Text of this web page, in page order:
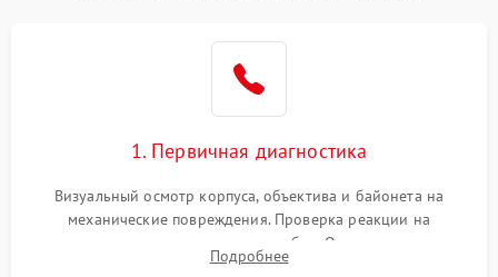
1. Первичная диагностика
Визуальный осмотр корпуса, объектива и байонета на
механические повреждения. Проверка реакции на
включение, считывание кодов ошибок. Оценка состояния
матрицы и затвора, проверка работы автофокуса и вспышки.
Подробнее